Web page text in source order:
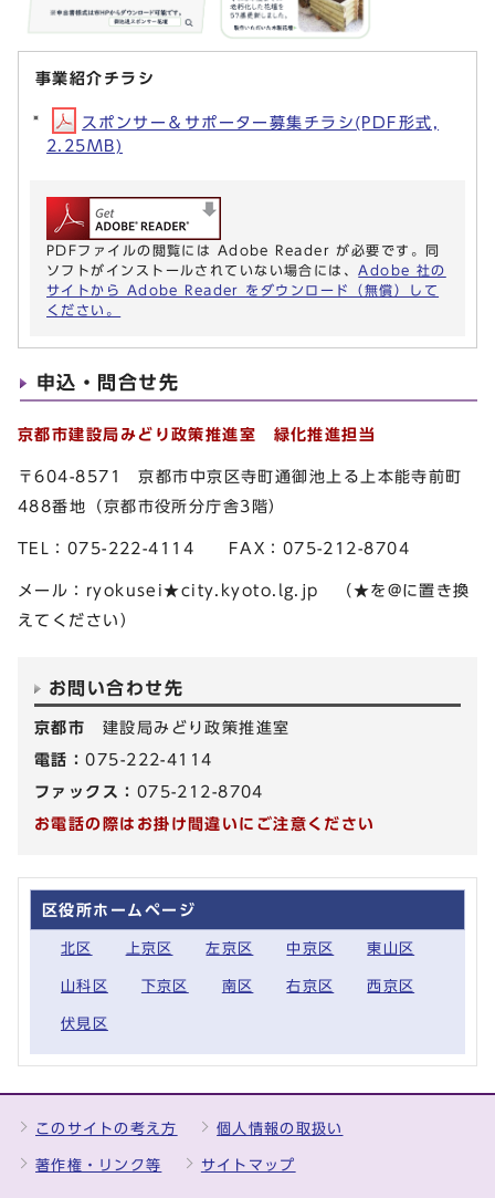
事業紹介チラシ
スポンサー＆サポーター募集チラシ(PDF形式,
2.25MB)
PDFファイルの閲覧には Adobe Reader が必要です。同
ソフトがインストールされていない場合には、 Adobe 社の
サイトから Adobe Reader をダウンロード（無償）して
ください。
申込・問合せ先
京都市建設局みどり政策推進室 緑化推進担当
〒604-8571 京都市中京区寺町通御池上る上本能寺前町
488番地（京都市役所分庁舎3階）
TEL：075-222-4114 FAX：075-212-8704
メール：ryokusei★city.kyoto.lg.jp （★を@に置き換
えてください）
お問い合わせ先
京都市 建設局みどり政策推進室
電話：075-222-4114
ファックス： 075-212-8704
お電話の際はお掛け間違いにご注意ください
区役所ホームページ
北区 上京区 左京区 中京区 東山区
山科区 下京区 南区 右京区 西京区
伏見区
このサイトの考え方 個人情報の取扱い
著作権・リンク等 サイトマップ